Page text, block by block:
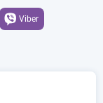
Viber